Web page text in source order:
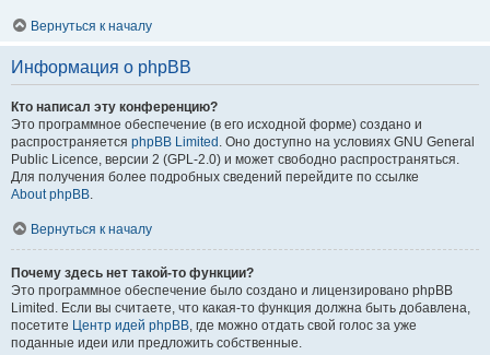
Вернуться к началу
Информация о phpBB
Кто написал эту конференцию?
Это программное обеспечение (в его исходной форме) создано и
распространяется phpBB Limited . Оно доступно на условиях GNU General
Public Licence, версии 2 (GPL-2.0) и может свободно распространяться.
Для получения более подробных сведений перейдите по ссылке
About phpBB.
Вернуться к началу
Почему здесь нет такой-то функции?
Это программное обеспечение было создано и лицензировано phpBB
Limited. Если вы считаете, что какая-то функция должна быть добавлена,
посетите Центр идей phpBB, где можно отдать свой голос за уже
поданные идеи или предложить собственные.